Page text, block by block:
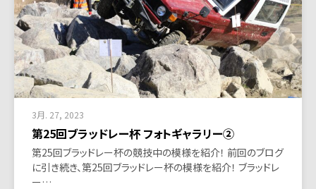
3月. 27, 2023
第25回ブラッドレー杯 フォトギャラリー②
第25回ブラッドレー杯の競技中の模様を紹介！ 前回のブログ
に引き続き、第25回ブラッドレー杯の模様を紹介！ ブラッドレ
ー…